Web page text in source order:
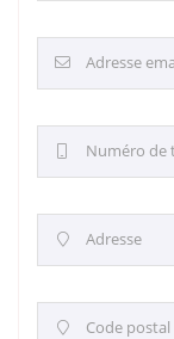
 Adresse
Numéro de
 Adresse
 Code postal